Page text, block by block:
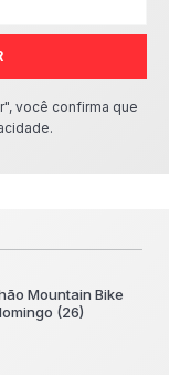
você confirma que
Mountain Bike
(26)